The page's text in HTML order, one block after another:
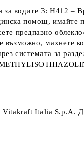
за водите 3: H412 –
помощ, имайте
предпазно
възможно,
системата за
Vitakraft Italia S.p.A.